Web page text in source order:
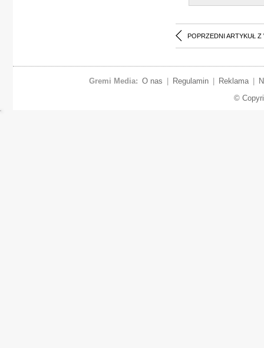
POPRZEDNI ARTYKUŁ Z
Gremi Media: O nas Regulamin Reklama
©